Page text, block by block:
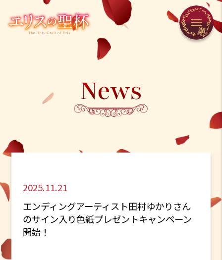
News
2025.11.21
エンディングアーティスト田村ゆかりさん
のサイン入り色紙プレゼントキャンペーン
開始！